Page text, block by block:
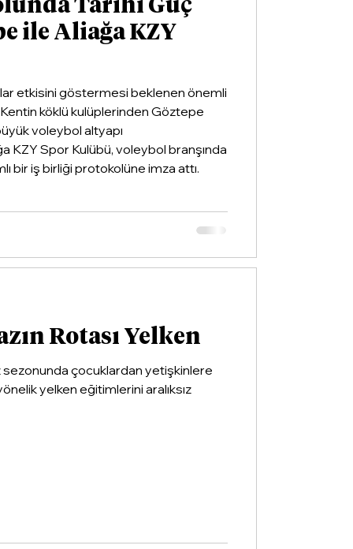
Tarihi Güç
ile Aliağa KZY
etkisini göstermesi beklenen önemli
köklü kulüplerinden Göztepe
voleybol altyapı
KZY Spor Kulübü, voleybol branşında
bir iş birliği protokolüne imza attı.
Rotası Yelken
sezonunda çocuklardan yetişkinlere
yelken eğitimlerini aralıksız